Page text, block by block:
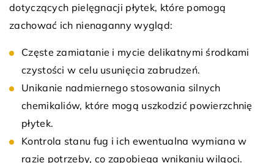
dotyczących pielęgnacji płytek, które pomogą
zachować ich nienaganny wygląd:
Częste zamiatanie i mycie delikatnymi środkami
czystości w celu usunięcia zabrudzeń.
Unikanie nadmiernego stosowania silnych
chemikaliów, które mogą uszkodzić powierzchnię
płytek.
Kontrola stanu fug i ich ewentualna wymiana w
razie potrzeby, co zapobiega wnikaniu wilgoci.